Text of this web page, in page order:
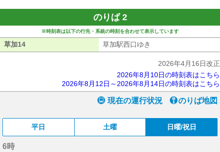
のりば 2
※時刻表は以下の行先・系統の時刻を合わせて表示しています
草加14 草加駅西口ゆき
2026年4月16日改正
2026年8月10日の時刻表はこちら
2026年8月12日～2026年8月14日の時刻表はこちら
現在の運行状況 のりば地図
平日 土曜 日曜/祝日
6時